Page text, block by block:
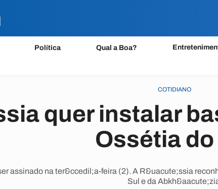
Política Qual a Boa?
COTIDIANO
quer instalar
Ossétia do
assinado na ter&ccedil;a-feira (2). A R&uacute;ssia
Sul e da